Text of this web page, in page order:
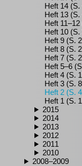
Heft 14 (S.
Heft 13 (S.
Heft
Heft 10 (S.
Heft 9 (S.
Heft 8 (S.
Heft 7 (S.
Heft 5–6
Heft 4 (S.
Heft 3 (S.
Heft 2 (S.
Heft 1 (S.
2015
2014
2013
2012
2011
2010
2008–2009